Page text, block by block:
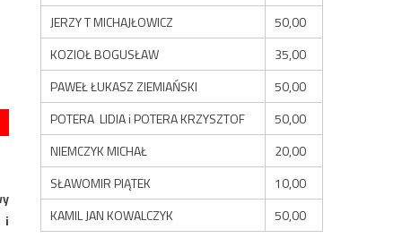
i
JERZY T MICHAJŁOWICZ
50,00
KOZIOŁ BOGUSŁAW
35,00
PAWEŁ ŁUKASZ ZIEMIAŃSKI
50,00
POTERA LIDIA i POTERA KRZYSZTOF
50,00
NIEMCZYK MICHAŁ
20,00
SŁAWOMIR PIĄTEK
10,00
KAMIL JAN KOWALCZYK
50,00